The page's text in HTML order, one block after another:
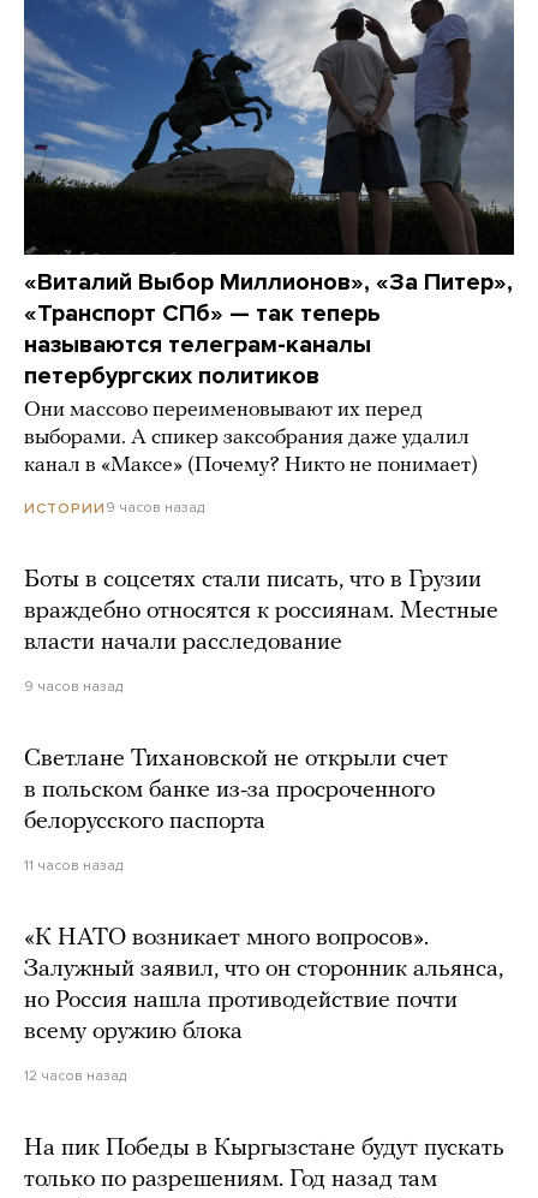
«Виталий Выбор Миллионов», «За Питер»,
«Транспорт СПб» — так теперь
называются телеграм-каналы
петербургских политиков
Они массово переименовывают их перед
выборами. А спикер заксобрания даже удалил
канал в «Максе» (Почему? Никто не понимает)
ИСТОРИИ 9 часов назад
Боты в соцсетях стали писать, что в Грузии
враждебно относятся к россиянам. Местные
власти начали расследование
9 часов назад
Светлане Тихановской не открыли счет
в польском банке из-за просроченного
белорусского паспорта
11 часов назад
«К НАТО возникает много вопросов».
Залужный заявил, что он сторонник альянса,
но Россия нашла противодействие почти
всему оружию блока
12 часов назад
На пик Победы в Кыргызстане будут пускать
только по разрешениям. Год назад там